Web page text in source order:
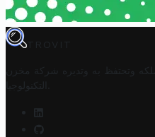
TROVIT
وتحتفظ به وتديره
شركة مخزن
التكنولوجيا